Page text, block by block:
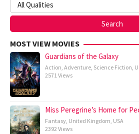
MOST VIEW MOVIES
Guardians of the Galaxy
Action, Adventure, Science Fiction,
2571 Views
Miss Peregrine’s Home for
Fantasy, United Kingdom, USA
2392 Views